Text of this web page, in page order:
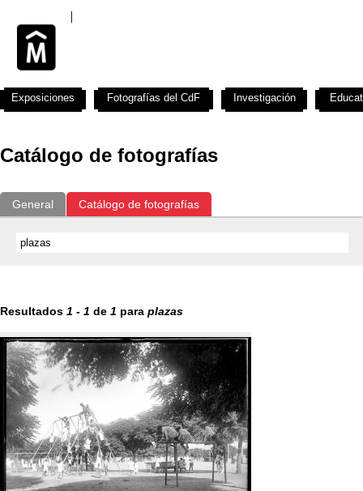
Catálogo de fotografías
General Catálogo de fotografías
Resultados 1 - 1 de 1 para plazas
Exposiciones Fotografías del CdF Investigación